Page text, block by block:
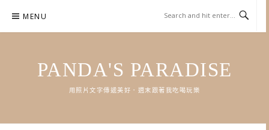
content
MENU
PANDA'S PARADISE
用照片文字傳遞美好．週末跟著我吃喝玩樂